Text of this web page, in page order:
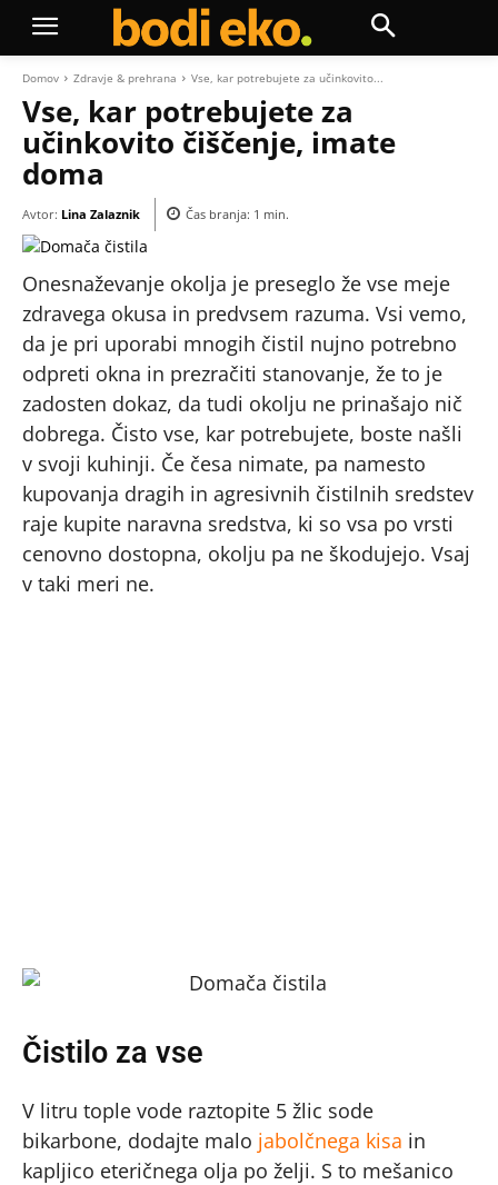
Domov Zdravje & prehrana Vse, kar potrebujete za učinkovito...
Vse, kar potrebujete za
učinkovito čiščenje, imate
doma
Avtor: Lina Zalaznik Čas branja: 1 min.
Onesnaževanje okolja je preseglo že vse meje
zdravega okusa in predvsem razuma. Vsi vemo,
da je pri uporabi mnogih čistil nujno potrebno
odpreti okna in prezračiti stanovanje, že to je
zadosten dokaz, da tudi okolju ne prinašajo nič
dobrega. Čisto vse, kar potrebujete, boste našli
v svoji kuhinji. Če česa nimate, pa namesto
kupovanja dragih in agresivnih čistilnih sredstev
raje kupite naravna sredstva, ki so vsa po vrsti
cenovno dostopna, okolju pa ne škodujejo. Vsaj
v taki meri ne.
Čistilo za vse
V litru tople vode raztopite 5 žlic sode
bikarbone, dodajte malo jabolčnega kisa in
kapljico eteričnega olja po želji. S to mešanico